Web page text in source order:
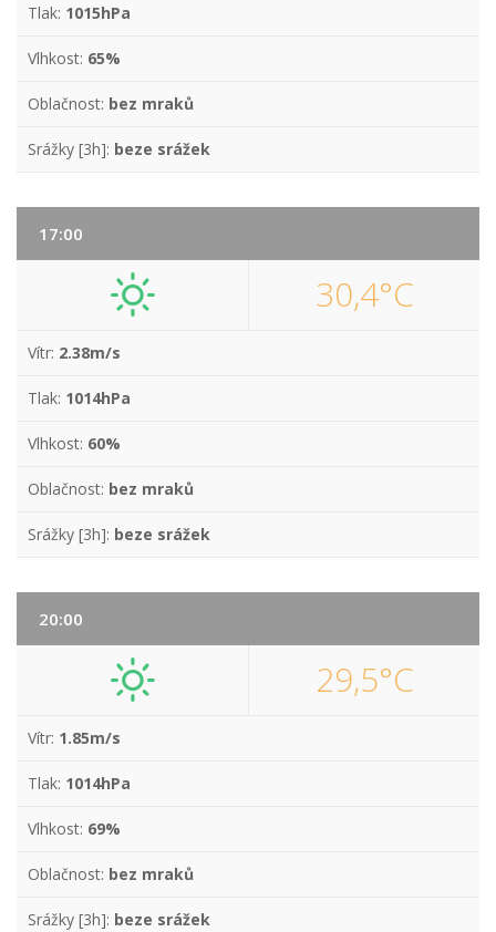
Tlak: 1015hPa
Vlhkost: 65%
Oblačnost: bez mraků
Srážky [3h]: beze srážek
17:00
30,4°C
Vítr: 2.38m/s
Tlak: 1014hPa
Vlhkost: 60%
Oblačnost: bez mraků
Srážky [3h]: beze srážek
20:00
29,5°C
Vítr: 1.85m/s
Tlak: 1014hPa
Vlhkost: 69%
Oblačnost: bez mraků
Srážky [3h]: beze srážek